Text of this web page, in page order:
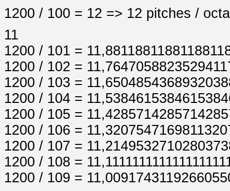
1200 / 100 = 12 => 12 pitches /
11
1200 / 101 =
1200 / 102 =
1200 / 103 =
1200 / 104 =
1200 / 105 =
1200 / 106 =
1200 / 107 =
1200 / 108 =
1200 / 109 =